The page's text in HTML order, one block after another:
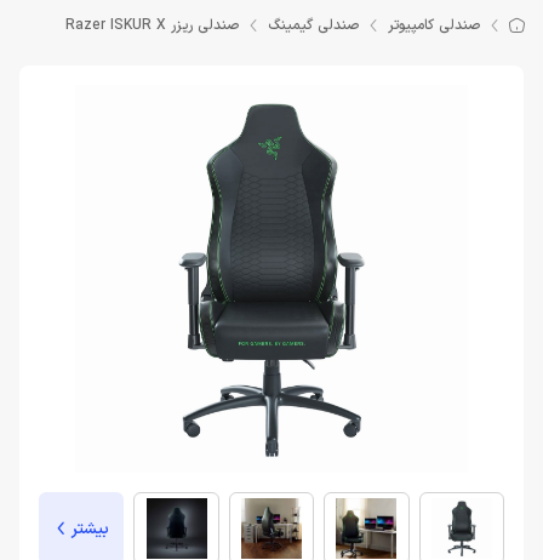
صندلی کامپیوتر صندلی گیمینگ صندلی ریزر Razer ISKUR X
بیشتر